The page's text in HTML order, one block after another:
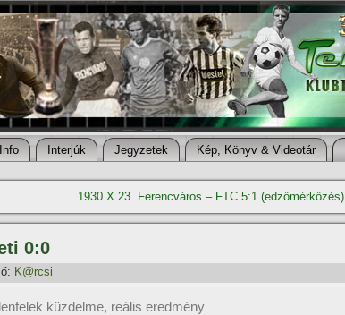
Info Interjúk Jegyzetek Kép, Könyv & Videotár
1930.X.23. Ferencváros – FTC 5:1 (edzőmérkőzés)
0:0
K@rcsi
küzdelme, reális eredmény